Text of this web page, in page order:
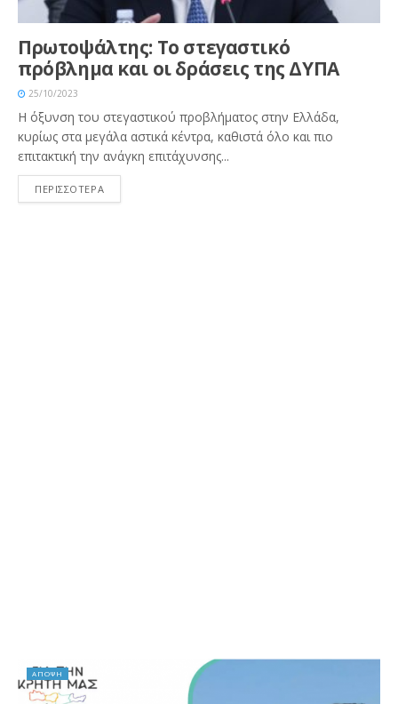
Πρωτοψάλτης: Το στεγαστικό
πρόβλημα και οι δράσεις της ΔΥΠΑ
25/10/2023
Η όξυνση του στεγαστικού προβλήματος στην Ελλάδα,
κυρίως στα μεγάλα αστικά κέντρα, καθιστά όλο και πιο
επιτακτική την ανάγκη επιτάχυνσης...
ΠΕΡΙΣΣΟΤΕΡΑ
ΑΠΟΨΗ